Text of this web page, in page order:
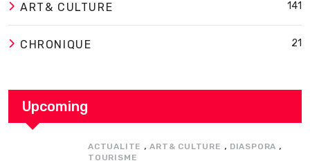
ART& CULTURE 141
CHRONIQUE 21
Upcoming
ACTUALITE ,ART& CULTURE , DIASPORA ,
TOURISME